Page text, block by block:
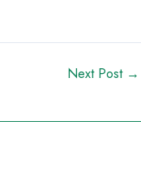
Next Post →